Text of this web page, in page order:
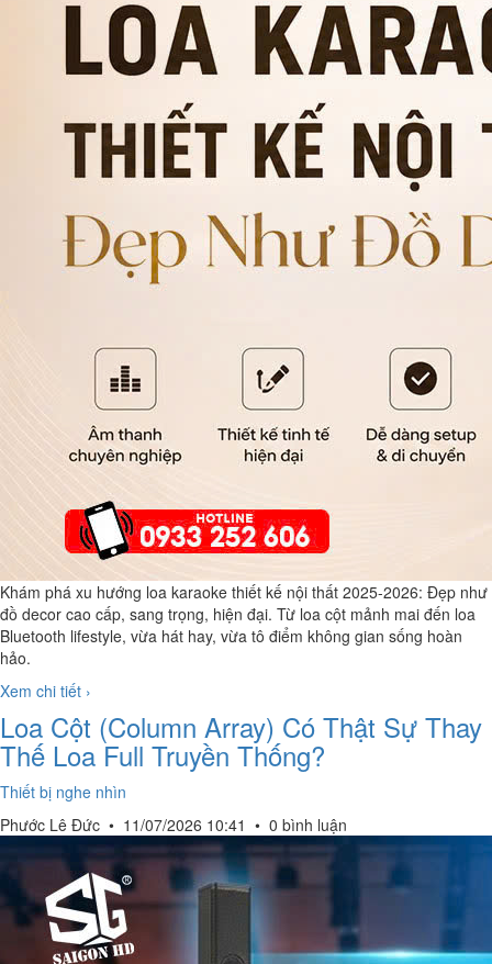
Khám phá xu hướng loa karaoke thiết kế nội thất 2025-2026: Đẹp như
đồ decor cao cấp, sang trọng, hiện đại. Từ loa cột mảnh mai đến loa
Bluetooth lifestyle, vừa hát hay, vừa tô điểm không gian sống hoàn
hảo.
Xem chi tiết ›
Loa Cột (Column Array) Có Thật Sự Thay
Thế Loa Full Truyền Thống?
Thiết bị nghe nhìn
Phước Lê Đức • 11/07/2026 10:41 • 0 bình luận